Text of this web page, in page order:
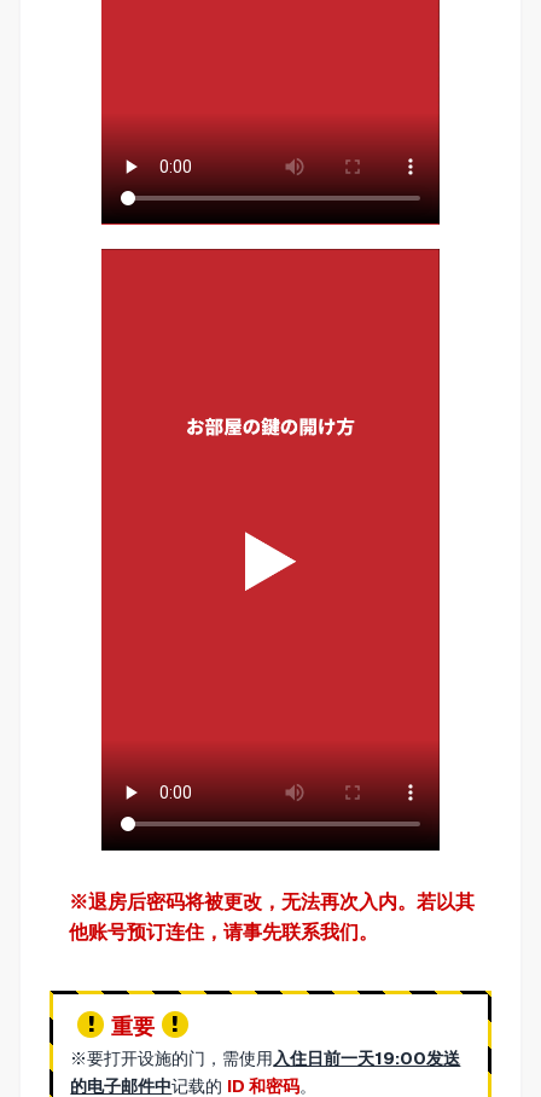
※退房后密码将被更改，无法再次入内。若以其
他账号预订连住，请事先联系我们。
重要
※要打开设施的门，需使用 入住日前一天19:00发送
的电子邮件中记载的 ID 和密码。